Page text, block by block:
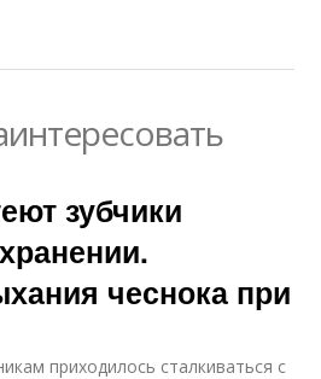
зубчики
чеснока при
приходилось сталкиваться с